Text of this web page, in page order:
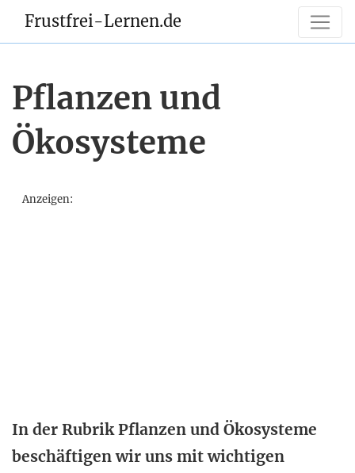
Frustfrei-Lernen.de
Pflanzen und
Ökosysteme
Anzeigen:
In der Rubrik Pflanzen und Ökosysteme
beschäftigen wir uns mit wichtigen